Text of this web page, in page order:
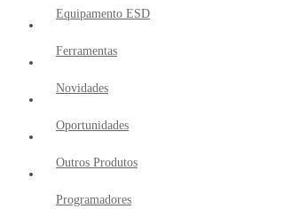
Equipamento ESD
Ferramentas
Novidades
Oportunidades
Outros Produtos
Programadores